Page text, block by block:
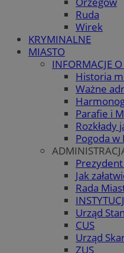
Ruda
Wirek
KRYMINALNE
MIASTO
INFORMACJE
Historia
Ważne
Parafie i
Rozkłady
Pogoda w
Jak
Rada
Urząd
CUS
Urząd
ZUS